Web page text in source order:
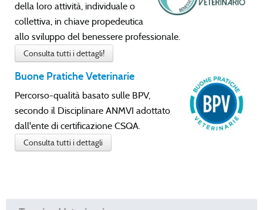
della loro attività, individuale o
collettiva, in chiave propedeutica
allo sviluppo del benessere professionale.
Consulta tutti i dettagli!
Buone Pratiche Veterinarie
Percorso-qualità basato sulle BPV,
secondo il Disciplinare ANMVI adottato
dall'ente di certificazione CSQA.
Consulta tutti i dettagli